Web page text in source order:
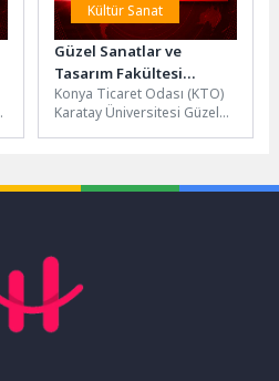
Kültür Sanat
Güzel Sanatlar ve
Tasarım Fakültesi
Öğrencilerinin Projeleri,
Mezuniyet Sergisinde
Ziyaretçilerle Buluştu
Konya Ticaret Odası (KTO)
Karatay Üniversitesi Güzel